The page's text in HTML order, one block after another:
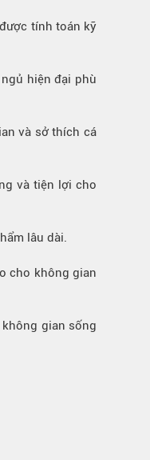
tính toán kỹ
hiện đại phù
và sở thích cá
và tiện lợi cho
lâu dài.
cho không gian
gian sống